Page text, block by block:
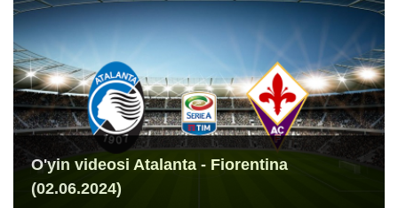
O'yin videosi Atalanta - Fiorentina
(02.06.2024)